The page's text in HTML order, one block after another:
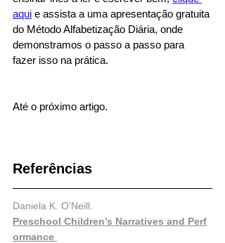
aqui e assista a uma apresentação gratuita
do Método Alfabetização Diária, onde
demonstramos o passo a passo para
fazer isso na prática.
Até o próximo artigo.
Referências
Daniela K. O’Neill.
Preschool Children’s Narratives and Perf
ormance